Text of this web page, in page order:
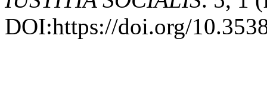
DOI:https://doi.org/